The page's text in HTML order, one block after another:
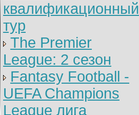
квалификационный
тур
The Premier
League: 2 cезон
Fantasy Football -
UEFA Champions
League лига